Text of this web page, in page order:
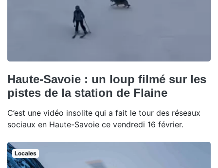
Haute-Savoie : un loup filmé sur les
pistes de la station de Flaine
C’est une vidéo insolite qui a fait le tour des réseaux
sociaux en Haute-Savoie ce vendredi 16 février.
Locales